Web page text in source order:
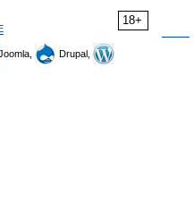
18+
Drupal,